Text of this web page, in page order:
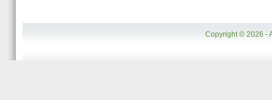
Copyright © 2026 -